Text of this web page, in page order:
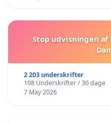
Stop udvisningen
2 203 underskrifter
198 Underskrifter / 30 dage
7 May 2026